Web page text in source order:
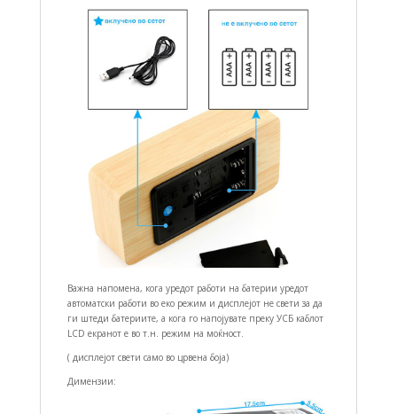
Важна напомена, кога уредот работи на батерии уредот
автоматски работи во еко режим и дисплејот не свети за да
ги штеди батериите, а кога го напојувате преку УСБ каблот
LCD екранот е во т.н. режим на моќност.
( дисплејот свети само во црвена боја)
Димензии: